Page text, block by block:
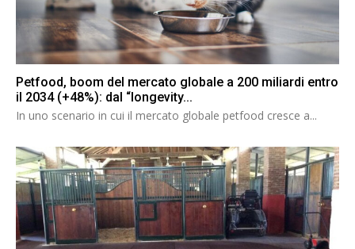
Petfood, boom del mercato globale a 200 miliardi entro
il 2034 (+48%): dal “longevity...
In uno scenario in cui il mercato globale petfood cresce a...